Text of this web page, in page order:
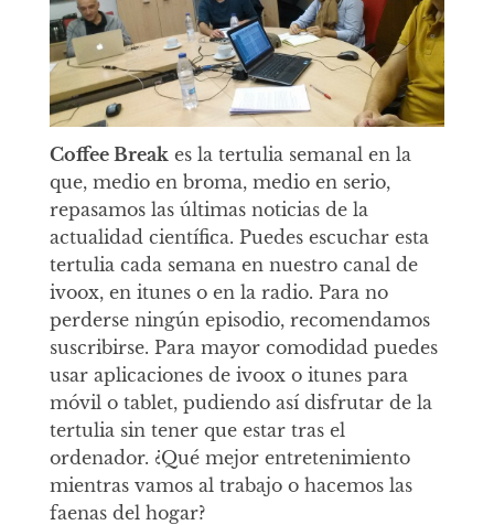
Coffee Break es la tertulia semanal en la
que, medio en broma, medio en serio,
repasamos las últimas noticias de la
actualidad científica. Puedes escuchar esta
tertulia cada semana en nuestro canal de
ivoox, en itunes o en la radio. Para no
perderse ningún episodio, recomendamos
suscribirse. Para mayor comodidad puedes
usar aplicaciones de ivoox o itunes para
móvil o tablet, pudiendo así disfrutar de la
tertulia sin tener que estar tras el
ordenador. ¿Qué mejor entretenimiento
mientras vamos al trabajo o hacemos las
faenas del hogar?